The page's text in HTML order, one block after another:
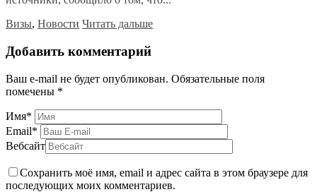
Визы, Новости Читать дальше
Добавить комментарий
Ваш e-mail не будет опубликован. Обязательные поля
помечены *
Имя*
Email*
Вебсайт
Сохранить моё имя, email и адрес сайта в этом браузере для
последующих моих комментариев.